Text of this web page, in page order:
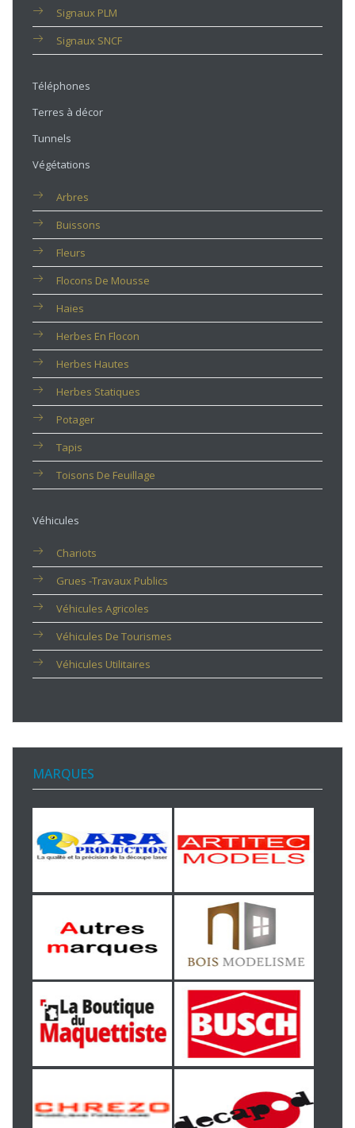
Signaux PLM
Signaux SNCF
Téléphones
Terres à décor
Tunnels
Végétations
Arbres
Buissons
Fleurs
Flocons De Mousse
Haies
Herbes En Flocon
Herbes Hautes
Herbes Statiques
Potager
Tapis
Toisons De Feuillage
Véhicules
Chariots
Grues -travaux Publics
Véhicules Agricoles
Véhicules De Tourismes
Véhicules Utilitaires
MARQUES